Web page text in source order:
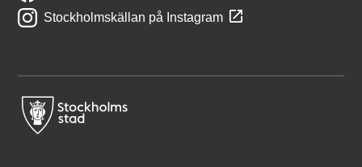
Stockholmskällan på Instagram